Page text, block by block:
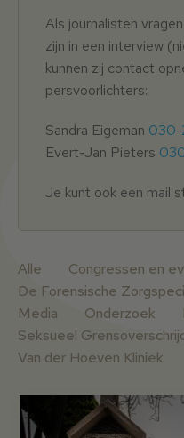
Als journalisten
zijn in een interview
kunnen zij contact
persvoorlichters:
Sandra Eigeman 030-
Evert-Jan Pieters
Je kunt ook een mail
Alle
Congressen en
De Forensische
Media
Onderzoek
Seksueel
Van der Hoeven Kliniek
Nieuwsberichten